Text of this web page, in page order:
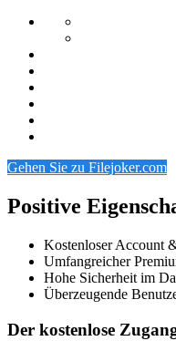
Gehen Sie zu Filejoker.com
Positive
Kostenloser Account
Umfangreicher
Hohe Sicherheit im
Überzeugende
Der kostenlose